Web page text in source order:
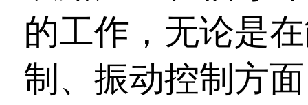
的工作，无论是
制、振动控制方